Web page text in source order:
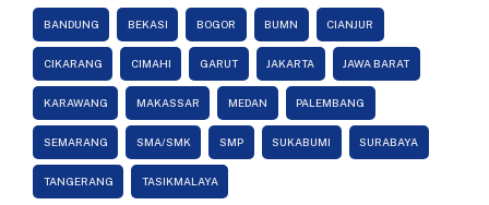
BANDUNG BEKASI BOGOR BUMN CIANJUR
CIKARANG CIMAHI GARUT JAKARTA JAWA BARAT
KARAWANG MAKASSAR MEDAN PALEMBANG
SEMARANG SMA/SMK SMP SUKABUMI SURABAYA
TANGERANG TASIKMALAYA